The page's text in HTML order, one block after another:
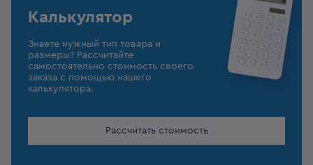
Калькулятор
Знаете нужный тип товара и
размеры? Рассчитайте
самостоятельно стоимость своего
заказа с помощью нашего
калькулятора.
Рассчитать стоимость